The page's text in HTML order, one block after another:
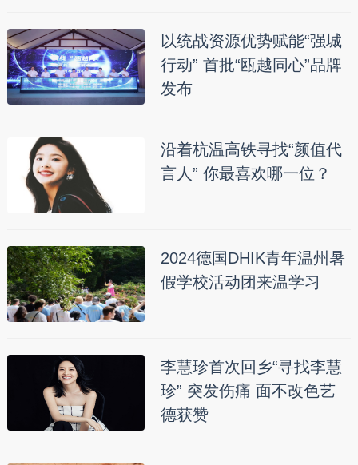
以统战资源优势赋能“强城
行动” 首批“瓯越同心”品牌
发布
沿着杭温高铁寻找“颜值代
言人” 你最喜欢哪一位？
2024德国DHIK青年温州暑
假学校活动团来温学习
李慧珍首次回乡“寻找李慧
珍” 突发伤痛 面不改色艺
德获赞